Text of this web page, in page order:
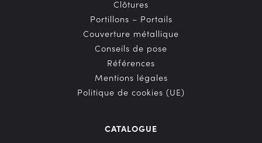
Clôtures
Portillons – Portails
Couverture métallique
Conseils de pose
Références
Mentions légales
Politique de cookies (UE)
CATALOGUE